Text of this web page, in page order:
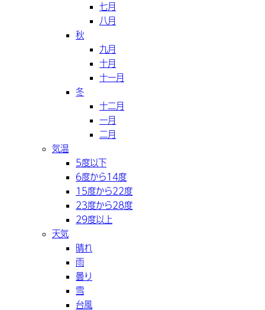
七月
八月
秋
九月
十月
十一月
冬
十二月
一月
二月
気温
5度以下
6度から14度
15度から22度
23度から28度
29度以上
天気
晴れ
雨
曇り
雪
台風